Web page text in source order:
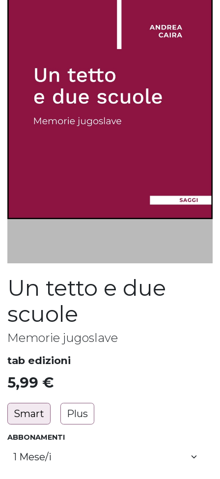
Un tetto e due
scuole
Memorie jugoslave
tab edizioni
5,99 €
Smart Plus
ABBONAMENTI